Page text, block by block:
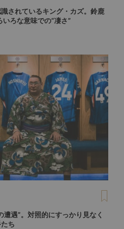
されているキング・カズ。鈴鹿
ろな意味での“凄さ”
遭遇”。対照的にすっかり見なく
ち